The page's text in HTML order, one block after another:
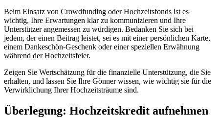
Beim Einsatz von Crowdfunding oder Hochzeitsfonds ist es
wichtig, Ihre Erwartungen klar zu kommunizieren und Ihre
Unterstützer angemessen zu würdigen. Bedanken Sie sich bei
jedem, der einen Beitrag leistet, sei es mit einer persönlichen Karte,
einem Dankeschön-Geschenk oder einer speziellen Erwähnung
während der Hochzeitsfeier.
Zeigen Sie Wertschätzung für die finanzielle Unterstützung, die Sie
erhalten, und lassen Sie Ihre Gönner wissen, wie wichtig sie für die
Verwirklichung Ihrer Hochzeitsträume sind.
Überlegung: Hochzeitskredit aufnehmen